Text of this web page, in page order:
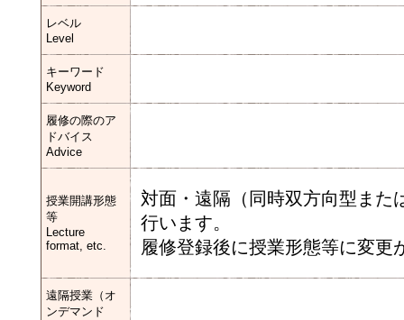
レベル
Level
キーワード
Keyword
履修の際のア
ドバイス
Advice
授業開講形態
等
Lecture
format, etc.
対面・遠隔（同時双方向型また
行います。
履修登録後に授業形態等に変更
遠隔授業（オ
ンデマンド